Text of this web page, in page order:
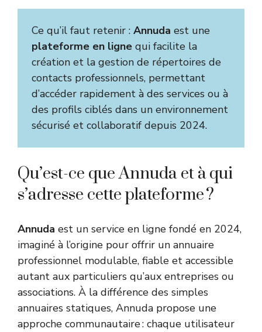
Ce qu’il faut retenir : Annuda est une
plateforme en ligne qui facilite la
création et la gestion de répertoires de
contacts professionnels, permettant
d’accéder rapidement à des services ou à
des profils ciblés dans un environnement
sécurisé et collaboratif depuis 2024.
Qu’est-ce que Annuda et à qui
s’adresse cette plateforme ?
Annuda est un service en ligne fondé en 2024,
imaginé à l’origine pour offrir un annuaire
professionnel modulable, fiable et accessible
autant aux particuliers qu’aux entreprises ou
associations. À la différence des simples
annuaires statiques, Annuda propose une
approche communautaire : chaque utilisateur